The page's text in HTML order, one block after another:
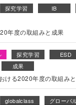
探究学習 IB
年度の取組みと成果
探究学習 ESD
成果
ける2020年度の取組み
globalclass
グローバ